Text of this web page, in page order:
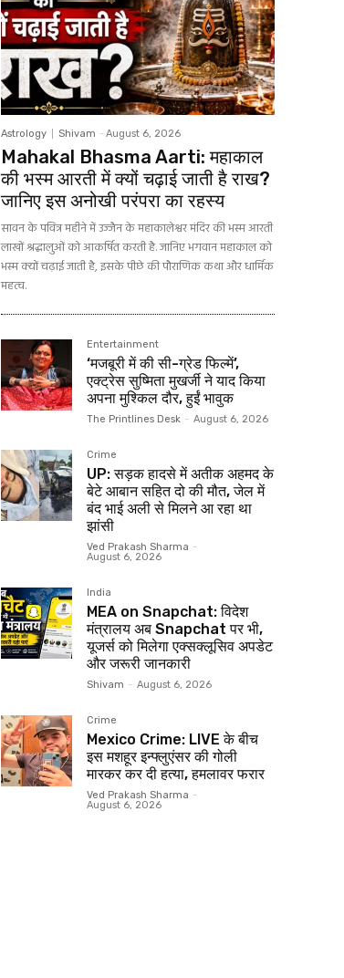
Astrology Shivam - August 6, 2026
Mahakal Bhasma Aarti: महाकाल
की भस्म आरती में क्यों चढ़ाई जाती है राख?
जानिए इस अनोखी परंपरा का रहस्य
सावन के पवित्र महीने में उज्जैन के महाकालेश्वर मंदिर की भस्म आरती
लाखों श्रद्धालुओं को आकर्षित करती है. जानिए भगवान महाकाल को
भस्म क्यों चढ़ाई जाती है, इसके पीछे की पौराणिक कथा और धार्मिक
महत्व.
Entertainment
‘मजबूरी में की सी-ग्रेड फिल्में’,
एक्ट्रेस सुष्मिता मुखर्जी ने याद किया
अपना मुश्किल दौर, हुईं भावुक
The Printlines Desk - August 6, 2026
Crime
UP: सड़क हादसे में अतीक अहमद के
बेटे आबान सहित दो की मौत, जेल में
बंद भाई अली से मिलने आ रहा था
झांसी
Ved Prakash Sharma -
August 6, 2026
India
MEA on Snapchat: विदेश
मंत्रालय अब Snapchat पर भी,
यूजर्स को मिलेगा एक्सक्लूसिव अपडेट
और जरूरी जानकारी
Shivam - August 6, 2026
Crime
Mexico Crime: LIVE के बीच
इस मशहूर इन्फ्लुएंसर की गोली
मारकर कर दी हत्या, हमलावर फरार
Ved Prakash Sharma -
August 6, 2026